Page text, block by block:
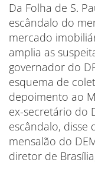
Da Folha de S.
escândalo do
mercado
amplia as
governador do
esquema de
depoimento ao
ex-secretário do
escândalo,
mensalão do
diretor de